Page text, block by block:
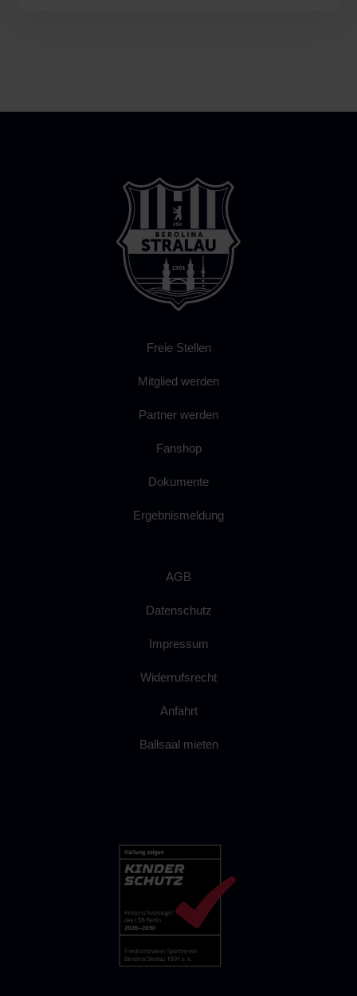
Freie Stellen
Mitglied werden
Partner werden
Fanshop
Dokumente
Ergebnismeldung
AGB
Datenschutz
Impressum
Widerrufsrecht
Anfahrt
Ballsaal mieten